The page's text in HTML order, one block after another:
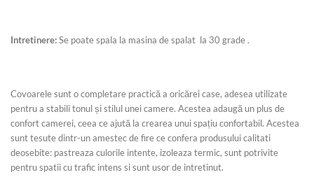
Intretinere:Se poate spala la masina de spalat la 30 grade .
Covoarele sunt o completare practică a oricărei case, adesea utilizate
pentru a stabili tonul și stilul unei camere. Acestea adaugă un plus de
confort camerei, ceea ce ajută la crearea unui spațiu confortabil. Acestea
sunt tesute dintr-un amestec de fire ce confera produsului calitati
deosebite: pastreaza culorile intente, izoleaza termic, sunt potrivite
pentru spatii cu trafic intens si sunt usor de intretinut.